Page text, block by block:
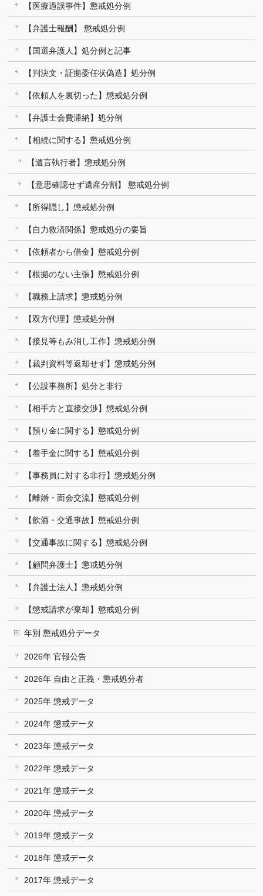
【医療過誤事件】懲戒処分例
【弁護士報酬】 懲戒処分例
【国選弁護人】処分例と記事
【判決文・証拠委任状偽造】処分例
【依頼人を裏切った】懲戒処分例
【弁護士会費滞納】処分例
【相続に関する】懲戒処分例
【遺言執行者】懲戒処分例
【意思確認せず遺産分割】 懲戒処分例
【所得隠し】懲戒処分例
【自力救済関係】懲戒処分の要旨
【依頼者から借金】懲戒処分例
【根拠のない主張】懲戒処分例
【職務上請求】懲戒処分例
【双方代理】懲戒処分例
【接見等もみ消し工作】懲戒処分例
【裁判資料等返却せず】懲戒処分例
【公設事務所】処分と非行
【相手方と直接交渉】懲戒処分例
【預り金に関する】懲戒処分例
【着手金に関する】懲戒処分例
【事務員に対する非行】懲戒処分例
【離婚・面会交流】懲戒処分例
【飲酒・交通事故】懲戒処分例
【交通事故に関する】懲戒処分例
【顧問弁護士】懲戒処分例
【弁護士法人】懲戒処分例
【懲戒請求が棄却】懲戒処分例
年別 懲戒処分データ
2026年 官報公告
2026年 自由と正義・懲戒処分者
2025年 懲戒データ
2024年 懲戒データ
2023年 懲戒データ
2022年 懲戒データ
2021年 懲戒データ
2020年 懲戒データ
2019年 懲戒データ
2018年 懲戒データ
2017年 懲戒データ